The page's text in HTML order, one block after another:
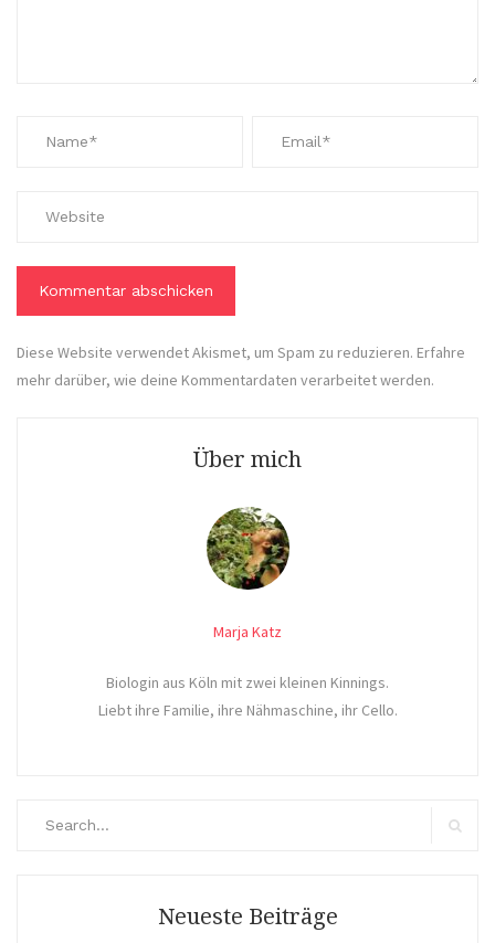
Diese Website verwendet Akismet, um Spam zu reduzieren. Erfahre
mehr darüber, wie deine Kommentardaten verarbeitet werden.
Über mich
Marja Katz
Biologin aus Köln mit zwei kleinen Kinnings.
Liebt ihre Familie, ihre Nähmaschine, ihr Cello.
Neueste Beiträge